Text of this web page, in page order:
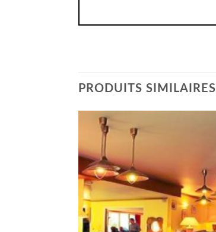
PRODUITS SIMILAIRES